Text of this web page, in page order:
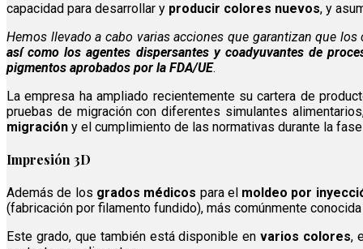
capacidad para desarrollar y producir colores nuevos, y
Hemos llevado a cabo varias acciones que garantizan que
así como los agentes dispersantes y coadyuvantes de
pigmentos aprobados por la FDA/UE.
La empresa ha ampliado recientemente su cartera de
pruebas de migración con diferentes simulantes
migración y el cumplimiento de las normativas durante la
Impresión 3D
Además de los grados médicos para el moldeo por
(fabricación por filamento fundido), más comúnmente
Este grado, que también está disponible envarios colores,